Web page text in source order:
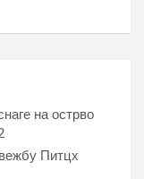
на острво
Питцх